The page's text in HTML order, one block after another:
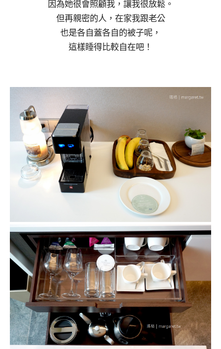
因為她很會照顧我，讓我很放鬆。
但再親密的人，在家我跟老公
也是各自蓋各自的被子呢，
這樣睡得比較自在吧！